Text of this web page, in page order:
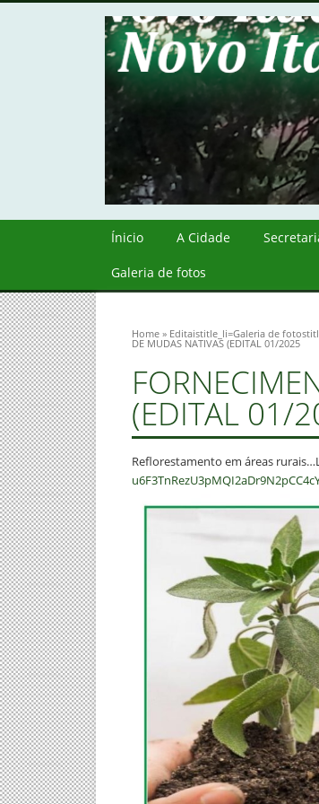
Ínicio A Cidade
Galeria de fotos
Home » Editaistitle_li=Galeria de fotos
DE MUDAS NATIVAS (EDITAL 01/2025
(EDITAL 01/
Reflorestamento em áreas